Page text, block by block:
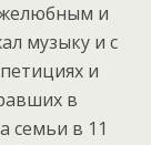
и
музыку и с
и
в
семьи в 11